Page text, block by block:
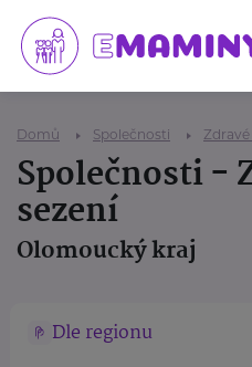
Domů Společnosti Zdravé
Společnosti -
sezení
Olomoucký kraj
Dle regionu